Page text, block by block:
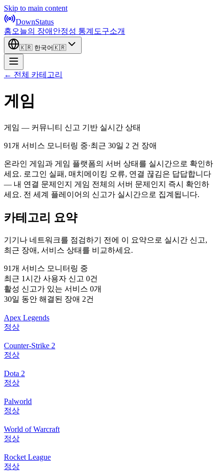
Skip to main content
DownStatus
홈오늘의 장애 안정성 통계 도구소개
🇰🇷 한국어🇰🇷
← 전체 카테고리
게임
게임 — 커뮤니티 신고 기반 실시간 상태
91개 서비스 모니터링 중·최근 30일 2 건 장애
온라인 게임과 게임 플랫폼의 서버 상태를 실시간으로 확인하
세요. 로그인 실패, 매치메이킹 오류, 연결 끊김은 답답합니다
— 내 연결 문제인지 게임 전체의 서버 문제인지 즉시 확인하
세요. 전 세계 플레이어의 신고가 실시간으로 집계됩니다.
카테고리 요약
기기나 네트워크를 점검하기 전에 이 요약으로 실시간 신고,
최근 장애, 서비스 상태를 비교하세요.
91개 서비스 모니터링 중
최근 1시간 사용자 신고 0건
활성 신고가 있는 서비스 0개
30일 동안 해결된 장애 2건
Apex Legends
정상
Counter-Strike 2
정상
Dota 2
정상
Palworld
정상
World of Warcraft
정상
Rocket League
정상